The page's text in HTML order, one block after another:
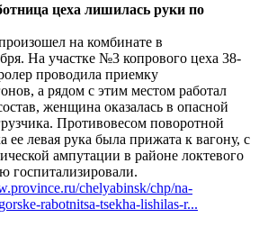
цеха лишилась руки по
на комбинате в
На участке №3 копрового цеха 38-
проводила приемку
а рядом с этим местом работал
женщина оказалась в опасной
Противовесом поворотной
ее левая рука была прижата к вагону, с
ампутации в районе локтевого
госпитализировали.
chelyabinsk/chp/na-
rabotnitsa-tsekha-lishilas-r...